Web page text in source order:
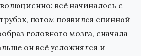
всё начиналось с
потом появился спинной
головного мозга, сначала
он всё усложнялся и